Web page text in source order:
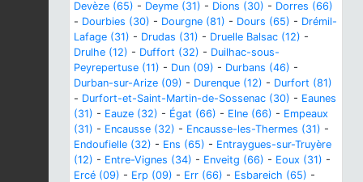
Devèze (65) - Deyme (31) - Dions (30) - Dorres (66)
- Dourbies (30) - Dourgne (81) - Dours (65) - Drémil-
Lafage (31) - Drudas (31) - Druelle Balsac (12) -
Drulhe (12) - Duffort (32) - Duilhac-sous-
Peyrepertuse (11) - Dun (09) - Durbans (46) -
Durban-sur-Arize (09) - Durenque (12) - Durfort (81)
- Durfort-et-Saint-Martin-de-Sossenac (30) - Eaunes
(31) - Eauze (32) - Égat (66) - Elne (66) - Empeaux
(31) - Encausse (32) - Encausse-les-Thermes (31) -
Endoufielle (32) - Ens (65) - Entraygues-sur-Truyère
(12) - Entre-Vignes (34) - Enveitg (66) - Eoux (31) -
Ercé (09) - Erp (09) - Err (66) - Esbareich (65) -